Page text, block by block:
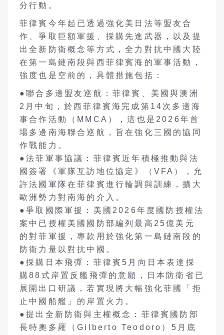
分行動。
菲律賓今年起已透過強化美日法等盟友合
作、爭取巨額軍援、採購先進武器，以及提
出全新防衛概念等方式，全力對抗中國大陸
在第一島鏈南段與西菲律賓海的軍事活動，
強度也是空前的，具體措施包括：
●聯合多邊盟友巡航：菲律賓、美國與澳洲
2 月中旬，於西菲律賓海完成第 14 次多邊海
事合作活動（ MMCA ），這也是 2026年首
場多邊南海聯合巡航，旨在強化三國的協同
作戰能力。
●法菲軍事協議：菲律賓近年積極推動與法
國簽署《軍隊互訪地位協定》（ VFA ），允
許法國軍隊在菲律賓進行輪調與訓練，擴大
歐洲勢力對南海的介入。
●爭取國際軍援：美國 2026年度國防授權法
案中已授權美國國防部編列最高 25億美元
的對菲軍援，專款用於強化第一島鏈南段的
防衛力量以對抗中國。
●採購日本飛彈：菲律賓 5 月向日本表達採
購88 式岸置反艦飛彈的意願，日本防衛省已
展開出口研議，若實現將大幅強化菲國「拒
止中國船艦」的岸置火力。
●提出全新防衛與主權概念：菲律賓國防部
長特奧多羅（Gilberto Teodoro ） 5 月底